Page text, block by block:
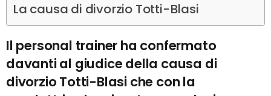
La causa di divorzio Totti-Blasi
Il personal trainer ha confermato
davanti al giudice della causa di
divorzio Totti-Blasi che con la